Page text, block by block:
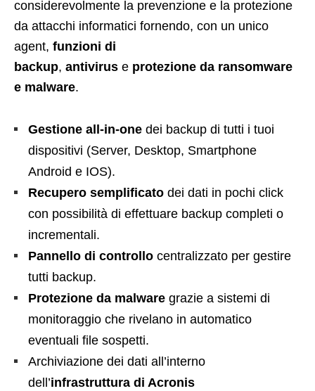
considerevolmente la prevenzione e la protezione
da attacchi informatici fornendo, con un unico
agent, funzioni di
backup, antivirus e protezione da ransomware
e malware.
Gestione all-in-one dei backup di tutti i tuoi
dispositivi (Server, Desktop, Smartphone
Android e IOS).
Recupero semplificato dei dati in pochi click
con possibilità di effettuare backup completi o
incrementali.
Pannello di controllo centralizzato per gestire
tutti backup.
Protezione da malware grazie a sistemi di
monitoraggio che rivelano in automatico
eventuali file sospetti.
Archiviazione dei dati all’interno
dell’infrastruttura di Acronis